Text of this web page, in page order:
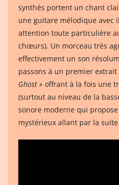
synthés portent un chant
une guitare mélodique avec
attention toute particulière
chœurs). Un morceau très
effectivement un son
passons à un premier
Ghost » offrant à la fois une
(surtout au niveau de la
sonore moderne qui
mystérieux allant par la